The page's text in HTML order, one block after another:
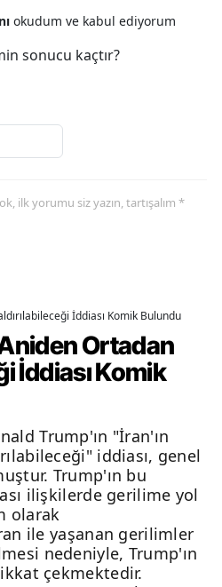
okudum ve kabul ediyorum
sonucu kaçtır?
ilk yorumu siz yazın, tartışalım *
İddiası Komik Bulundu
Ortadan
İddiası Komik
Trump'ın "İran'ın
iddiası, genel
Trump'ın bu
ilişkilerde gerilime yol
olarak
ile yaşanan gerilimler
nedeniyle, Trump'ın
çekmektedir.